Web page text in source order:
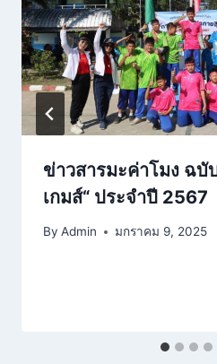
ข่าวสารมะค่าโมง ฉบั
เกมส์“ ประจำปี 2567
By Admin มกราคม 9, 2025